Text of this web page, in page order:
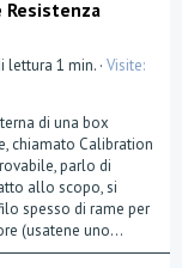
Resistenza
lettura 1 min. Visite
di una box
chiamato Calibration
parlo di
allo scopo, si
spesso di rame per
(usatene uno...